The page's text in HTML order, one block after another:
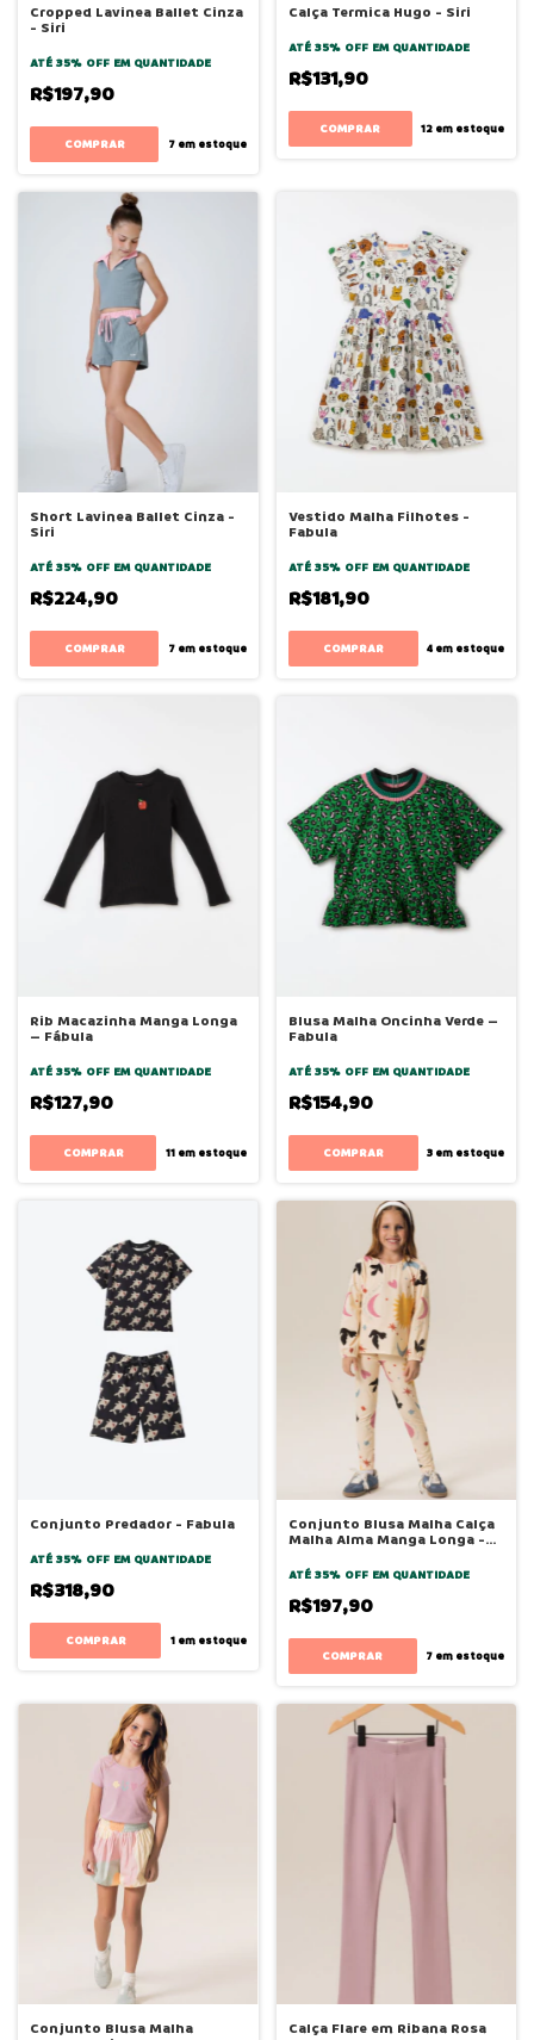
Cropped Lavinea Ballet Cinza
- Siri
ATÉ 35% OFF EM QUANTIDADE
R$197,90
COMPRAR 7em estoque
Calça Termica Hugo - Siri
ATÉ 35% OFF EM QUANTIDADE
R$131,90
COMPRAR 12 em estoque
Short Lavinea Ballet Cinza -
Siri
ATÉ 35% OFF EM QUANTIDADE
R$224,90
COMPRAR 7em estoque
Vestido Malha Filhotes -
Fabula
ATÉ 35% OFF EM QUANTIDADE
R$181,90
COMPRAR 4 em estoque
Rib Macazinha Manga Longa
– Fábula
ATÉ 35% OFF EM QUANTIDADE
R$127,90
COMPRAR 11em estoque
Blusa Malha Oncinha Verde –
Fabula
ATÉ 35% OFF EM QUANTIDADE
R$154,90
COMPRAR 3 em estoque
Conjunto Predador - Fabula
ATÉ 35% OFF EM QUANTIDADE
R$318,90
COMPRAR 1em estoque
Conjunto Blusa Malha Calça
Malha Alma Manga Longa -
ATÉ 35% OFF EM QUANTIDADE
R$197,90
COMPRAR 7 em estoque
Conjunto Blusa Malha Calça Flare em Ribana Rosa